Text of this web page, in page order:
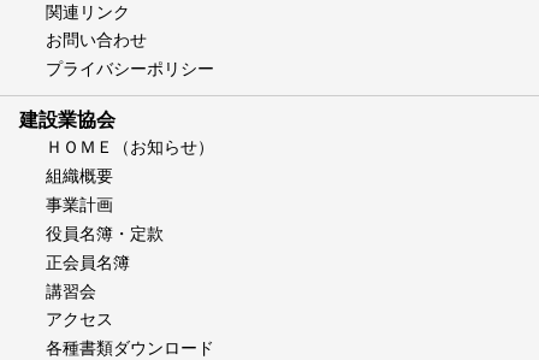
関連リンク
お問い合わせ
プライバシーポリシー
建設業協会
ＨＯＭＥ（お知らせ）
組織概要
事業計画
役員名簿・定款
正会員名簿
講習会
アクセス
各種書類ダウンロード